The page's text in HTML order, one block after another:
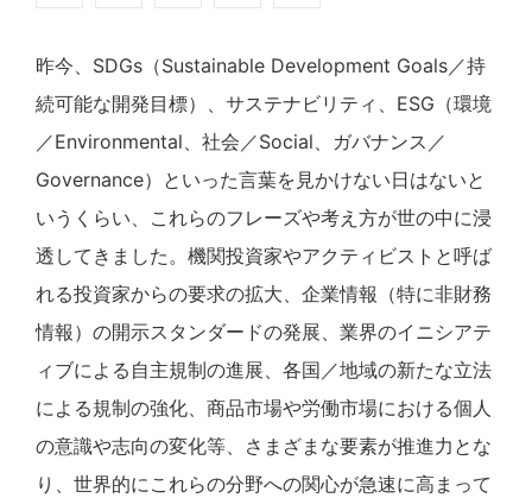
昨今、SDGs（Sustainable Development Goals／持
続可能な開発目標）、サステナビリティ、ESG（環境
／Environmental、社会／Social、ガバナンス／
Governance）といった言葉を見かけない日はないと
いうくらい、これらのフレーズや考え方が世の中に浸
透してきました。機関投資家やアクティビストと呼ば
れる投資家からの要求の拡大、企業情報（特に非財務
情報）の開示スタンダードの発展、業界のイニシアテ
ィブによる自主規制の進展、各国／地域の新たな立法
による規制の強化、商品市場や労働市場における個人
の意識や志向の変化等、さまざまな要素が推進力とな
り、世界的にこれらの分野への関心が急速に高まって